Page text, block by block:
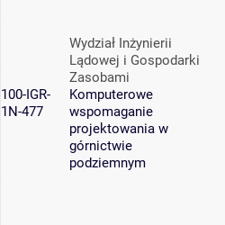
100-IGR-
1N-477
Wydział Inżynierii
Lądowej i Gospodarki
Zasobami
Komputerowe
wspomaganie
projektowania w
górnictwie
podziemnym